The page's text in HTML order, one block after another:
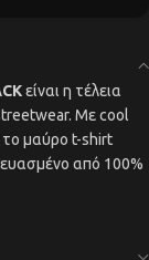
είναι η τέλεια
Με cool
το μαύρο t-shirt
από 100%